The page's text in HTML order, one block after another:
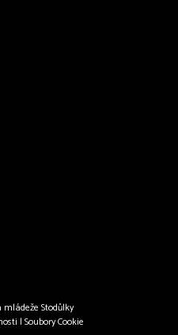
Stodůlky
| Soubory Cookie